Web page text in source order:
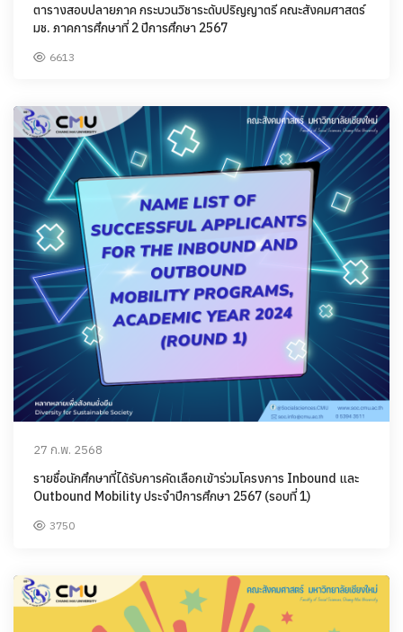
ตารางสอบปลายภาค กระบวนวิชาระดับปริญญาตรี คณะสังคมศาสตร์
มช. ภาคการศึกษาที่ 2 ปีการศึกษา 2567
6613
27 ก.พ. 2568
รายชื่อนักศึกษาที่ได้รับการคัดเลือกเข้าร่วมโครงการ Inbound และ
Outbound Mobility ประจำปีการศึกษา 2567 (รอบที่ 1)
3750